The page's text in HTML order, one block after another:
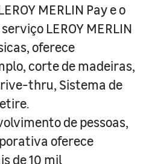
MERLIN Pay e o
LEROY MERLIN
oferece
corte de madeiras,
thru, Sistema de
de pessoas,
oferece
de 10 mil